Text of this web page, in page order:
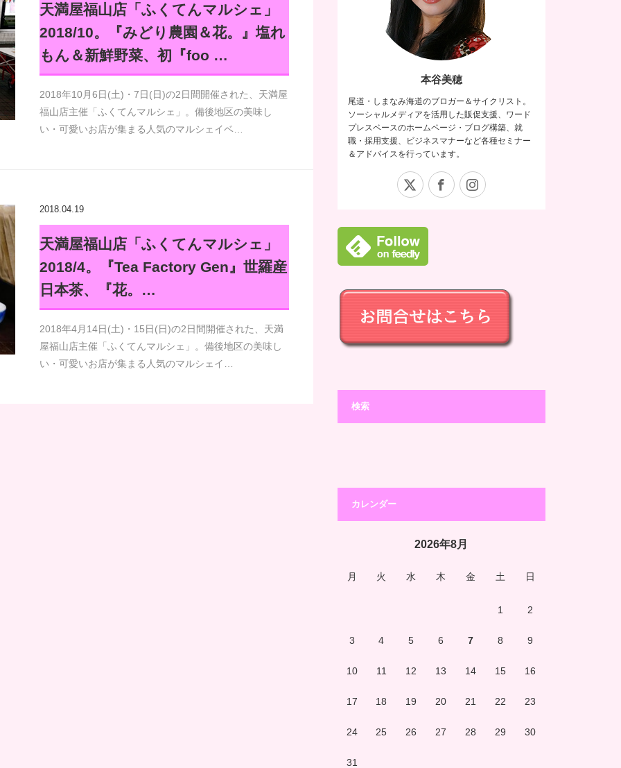
天満屋福山店「ふくてんマルシェ」
2018/10。『みどり農園＆花。』塩れ
もん＆新鮮野菜、初『foo …
2018年10月6日(土)・7日(日)の2日間開催された、天満屋
福山店主催「ふくてんマルシェ」。備後地区の美味し
い・可愛いお店が集まる人気のマルシェイベ…
2018.04.19
天満屋福山店「ふくてんマルシェ」
2018/4。『Tea Factory Gen』世羅産
日本茶、『花。…
2018年4月14日(土)・15日(日)の2日間開催された、天満
屋福山店主催「ふくてんマルシェ」。備後地区の美味し
い・可愛いお店が集まる人気のマルシェイ…
本谷美穂
尾道・しまなみ海道のブロガー＆サイクリスト。
ソーシャルメディアを活用した販促支援、ワード
プレスベースのホームページ・ブログ構築、就
職・採用支援、ビジネスマナーなど各種セミナー
＆アドバイスを行っています。
Facebook
検索
カレンダー
2026年8月
月 火 水 木 金 土 日
1 2
3 4 5 6 7 8 9
10 11 12 13 14 15 16
17 18 19 20 21 22 23
24 25 26 27 28 29 30
31